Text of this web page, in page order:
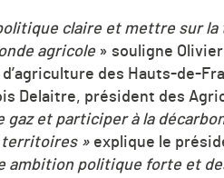
claire et mettre sur
agricole » souligne
des Hauts-de-
Delaitre, président des
et participer à la
territoires » explique le
ambition politique forte et